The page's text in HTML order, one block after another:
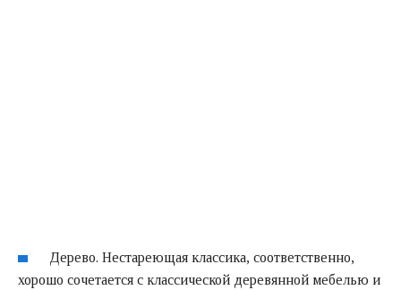
Дерево. Нестареющая классика, соответственно,
хорошо сочетается с классической деревянной мебелью и